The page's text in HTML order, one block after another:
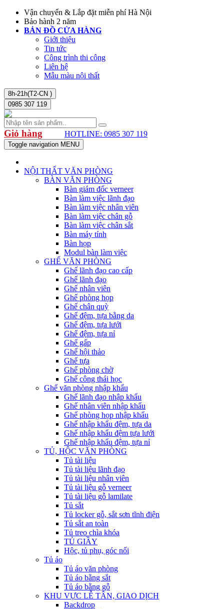
Vận chuyển & Lắp đặt miễn phí Hà Nội
Bảo hành 2 năm
BẢN ĐỒ CỬA HÀNG
Giới thiệu
Tin tức
Công trình thi công
Liên hệ
Mẫu màu nội thất
8h-21h(T2-CN )
0985 307 119
Giỏ hàng HOTLINE: 0985 307 119
Toggle navigation MENU
NỘI THẤT VĂN PHÒNG
BÀN VĂN PHÒNG
Bàn giám đốc verneer
Bàn làm việc lãnh đạo
Bàn làm việc nhân viên
Bàn làm việc chân gỗ
Bàn làm việc chân sắt
Bàn máy tính
Bàn họp
Modul bàn làm việc
GHẾ VĂN PHÒNG
Ghế lãnh đạo cao cấp
Ghế lãnh đạo
Ghế nhân viên
Ghế phòng họp
Ghế chân quỳ
Ghế đệm, tựa bằng da
Ghế đệm, tựa lưới
Ghế đệm, tựa nỉ
Ghế gấp
Ghế hội thảo
Ghế tựa
Ghế phòng chờ
Ghế công thái học
Ghế văn phòng nhập khẩu
Ghế lãnh đạo nhập khẩu
Ghế nhân viên nhập khẩu
Ghế phòng họp nhập khẩu
Ghế nhập khẩu đệm, tựa da
Ghế nhập khẩu đệm tựa lưới
Ghế nhập khẩu đệm, tựa nỉ
TỦ, HỘC VĂN PHÒNG
Tủ tài liệu
Tủ tài liệu lãnh đạo
Tủ tài liệu nhân viên
Tủ tài liệu gỗ verneer
Tủ tài liệu gỗ lamilate
Tủ sắt
Tủ locker gỗ, sắt sơn tĩnh điện
Tủ sắt an toàn
Tủ treo chìa khóa
TỦ GIẦY
Hộc, tủ phụ, góc nối
Tủ áo
Tủ áo văn phòng
Tủ áo bằng sắt
Tủ áo bằng gỗ
KHU VỰC LỄ TÂN, GIAO DỊCH
Backdrop